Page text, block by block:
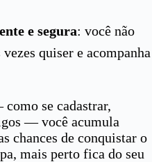
e segura: você não
quiser e acompanha
se cadastrar,
— você acumula
chances de conquistar o
mais perto fica do seu